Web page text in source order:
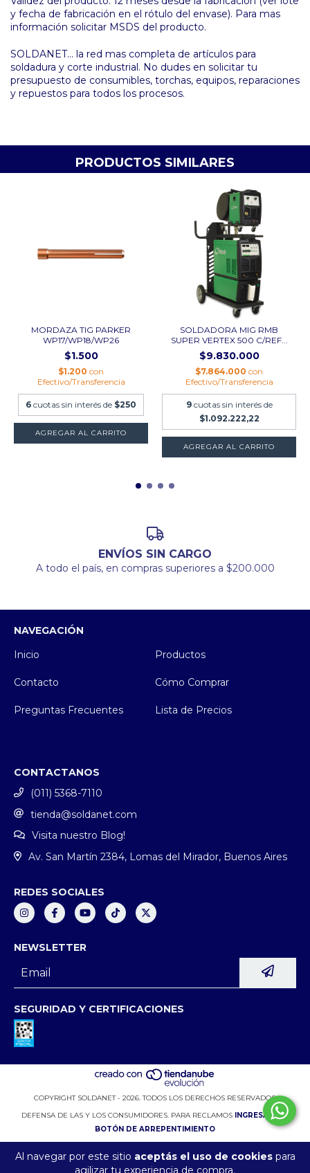
Al navegar por este sitio aceptás el uso de cookiespara
agilizar tu experiencia de compra.
y fecha de fabricación en el rótulo del envase). Para mas
información solicitar MSDS del producto.
SOLDANET... la red mas completa de artículos para
soldadura y corte industrial. No dudes en solicitar tu
presupuesto de consumibles, torchas, equipos, reparaciones
y repuestos para todos los procesos.
PRODUCTOS SIMILARES
MORDAZA TIG PARKER
WP17/WP18/WP26
$1.500
$1.200 con
Efectivo/Transferencia
6 cuotas sin interés de $250
AGREGAR AL CARRITO
SOLDADORA MIG RMB
SUPER VERTEX 500 C/REF...
$9.830.000
$7.864.000 con
Efectivo/Transferencia
9 cuotas sin interés de
$1.092.222,22
ENVÍOS SIN CARGO
A todo el país, en compras superiores a $200.000
NAVEGACIÓN
Inicio
Productos
Contacto Cómo Comprar
Preguntas Frecuentes Lista de Precios
CONTACTANOS
(011) 5368-7110
tienda@soldanet.com
Visita nuestro Blog!
Av. San Martín 2384, Lomas del Mirador, Buenos Aires
REDES SOCIALES
NEWSLETTER
SEGURIDAD Y CERTIFICACIONES
COPYRIGHT SOLDANET - 2026. TODOS LOS DERECHOS RESERVADOS.
DEFENSA DE LAS Y LOS CONSUMIDORES. PARA RECLAMOS INGRESÁ ACÁ.
BOTÓN DE ARREPENTIMIENTO